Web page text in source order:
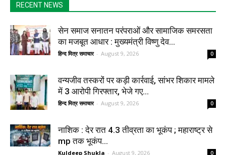
RECENT NEWS
सेन समाज सनातन परंपराओं और सामाजिक समरसता
का मजबूत आधार : मुख्यमंत्री विष्णु देव...
हिन्द मित्र समाचार - August 9, 2026 0
वन्यजीव तस्करों पर कड़ी कार्रवाई, सांभर शिकार मामले
में 3 आरोपी गिरफ्तार, भेजे गए...
हिन्द मित्र समाचार - August 9, 2026 0
नाशिक : देर रात 4.3 तीव्रता का भूकंप ; महाराष्ट्र से
mp तक भूकंप...
Kuldeep Shukla - August 9, 2026 0